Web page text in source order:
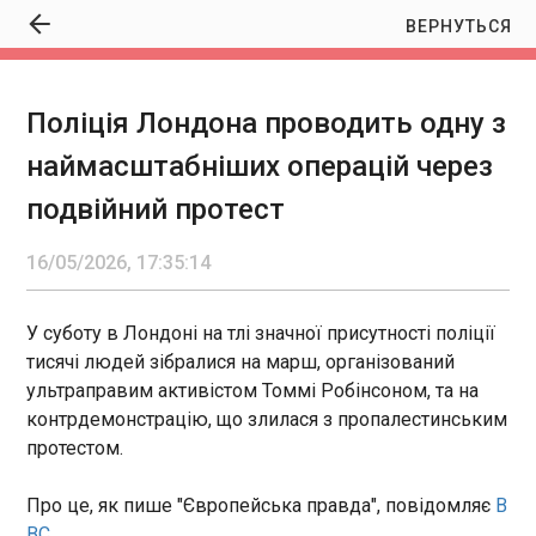
Поліція Лондона проводить одну з
наймасштабніших операцій через подвійний
17:35:14
Ярмоленко та Ребров стали рівні за
17:31:31
ВЕРНУТЬСЯ
Поліція Лондона проводить одну з
наймасштабніших операцій через
подвійний протест
16/05/2026, 17:35:14
У суботу в Лондоні на тлі значної присутності поліції
тисячі людей зібралися на марш, організований
ультраправим активістом Томмі Робінсоном, та на
контрдемонстрацію, що злилася з пропалестинським
протестом.
Про це, як пише "Європейська правда", повідомляє B